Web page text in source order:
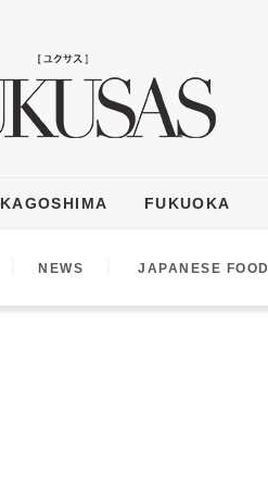
KAGOSHIMA FUKUOKA
NEWS JAPANESE FOOD